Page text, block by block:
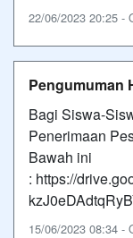
22/06/2023 20:25 -
Pengumuman
Bagi Siswa-
Penerimaan
Bawah ini
: https://
15/06/2023 08:34 -